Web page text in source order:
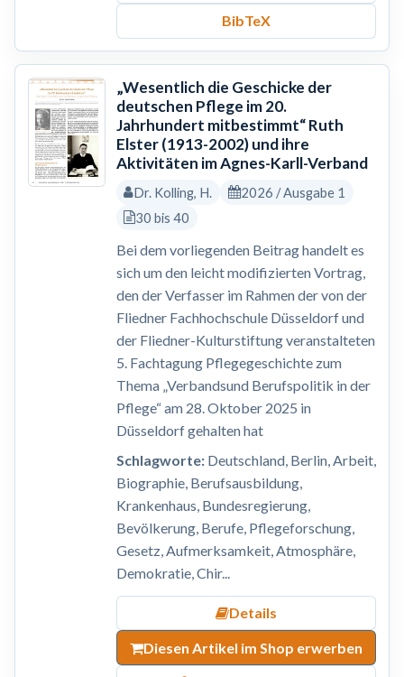
BibTeX
„Wesentlich die Geschicke der
deutschen Pflege im 20.
Jahrhundert mitbestimmt“ Ruth
Elster (1913-2002) und ihre
Aktivitäten im Agnes-Karll-Verband
Dr. Kolling, H.
2026 / Ausgabe 1
30 bis 40
Bei dem vorliegenden Beitrag handelt es
sich um den leicht modifizierten Vortrag,
den der Verfasser im Rahmen der von der
Fliedner Fachhochschule Düsseldorf und
der Fliedner-Kulturstiftung veranstalteten
5. Fachtagung Pflegegeschichte zum
Thema „Verbandsund Berufspolitik in der
Pflege“ am 28. Oktober 2025 in
Düsseldorf gehalten hat
Schlagworte:Deutschland, Berlin, Arbeit,
Biographie, Berufsausbildung,
Krankenhaus, Bundesregierung,
Bevölkerung, Berufe, Pflegeforschung,
Gesetz, Aufmerksamkeit, Atmosphäre,
Demokratie, Chir...
Details
Diesen Artikel im Shop erwerben